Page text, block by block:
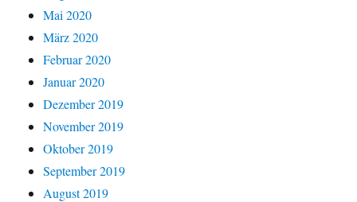
Mai 2020
März 2020
Februar 2020
Januar 2020
Dezember 2019
November 2019
Oktober 2019
September 2019
August 2019